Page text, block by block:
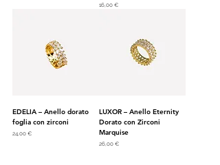
Prezzo
16,00 €
EDELIA – Anello dorato
foglia con zirconi
Prezzo
24,00 €
LUXOR – Anello Eternity
Dorato con Zirconi
Marquise
Prezzo
26,00 €